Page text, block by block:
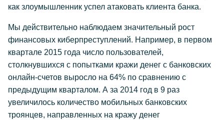
как злоумышленник успел атаковать клиента банка.
Мы действительно наблюдаем значительный рост
финансовых киберпреступлений. Например, в первом
квартале 2015 года число пользователей,
столкнувшихся с попытками кражи денег с банковских
онлайн-счетов выросло на 64% по сравнению с
предыдущим кварталом. А за 2014 год в 9 раз
увеличилось количество мобильных банковских
троянцев, направленных на кражу денег